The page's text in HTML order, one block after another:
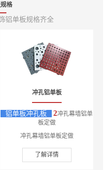
格
铝单板规格齐全
冲孔铝单板
铝单板冲孔板 2冲孔幕墙铝单
板定做
冲孔幕墙铝单板定做
了解详情